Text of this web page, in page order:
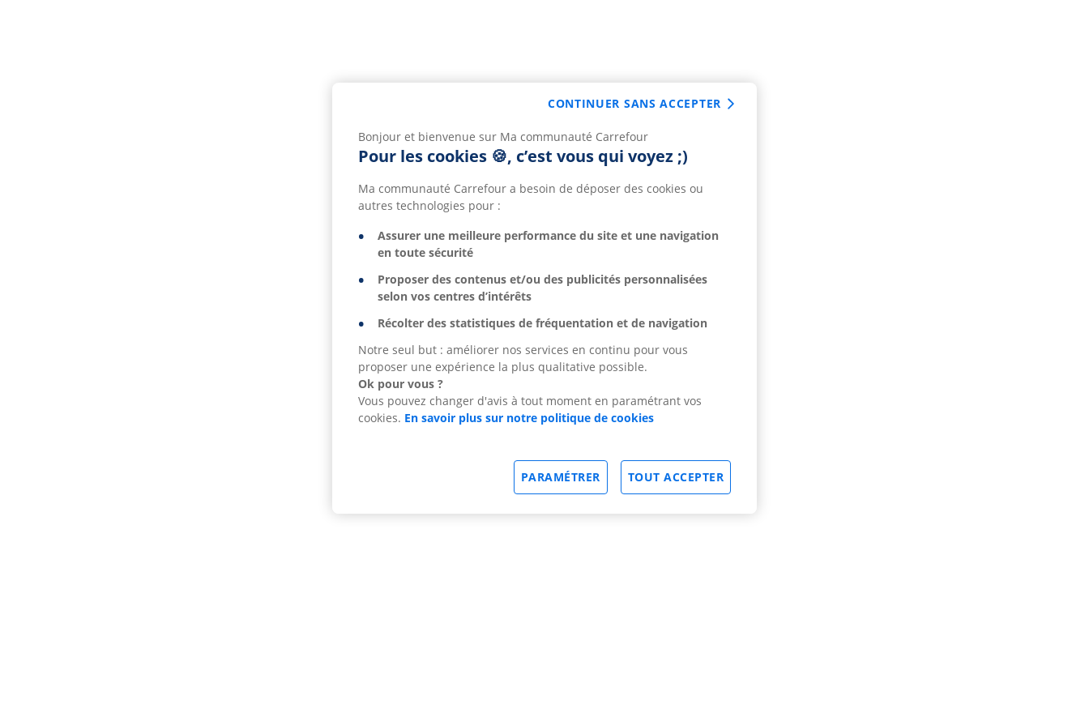
Bonjour et bienvenue sur Ma communauté Carrefour
Pour les cookies 🍪, c’est vous qui voyez ;)
Ma communauté Carrefour a besoin de déposer des cookies ou
autres technologies pour :
Assurer une meilleure performance du site et une navigation
en toute sécurité
Proposer des contenus et/ou des publicités personnalisées
selon vos centres d’intérêts
Récolter des statistiques de fréquentation et de navigation
Notre seul but : améliorer nos services en continu pour vous
proposer une expérience la plus qualitative possible.
Ok pour vous ?
Vous pouvez changer d'avis à tout moment en paramétrant vos
cookies. En savoir plus sur notre politique de cookies
TOUT ACCEPTER
PARAMÉTRER
CONTINUER SANS ACCEPTER